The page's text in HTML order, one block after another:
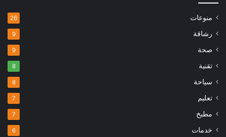
منوعات 26
رشاقة 9
صحة 9
تقنية 8
سياحة 8
تعليم 7
مطبخ 7
خدمات 6